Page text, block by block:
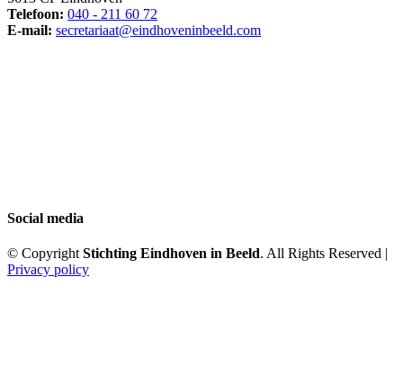
Telefoon: 040 - 211 60 72
E-mail: secretariaat@eindhoveninbeeld.com
Social media
© CopyrightStichting Eindhoven in Beeld. All Rights Reserved |
Privacy policy